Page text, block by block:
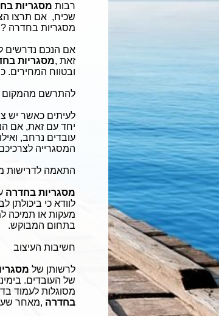
רבות מסגריות
שכיח, אם תרצו
מסגריות בחדרה
אם הנכם נדרשים
זאת ,מסגריות
ובטווח המחירים.
להתרשם מהמקום
לעיתים כאשר יש
יחד עם זאת, אם
עובדים נרחב,
המסגרייה
התאמה לדרישות
מסגריות בחדרה
לוודא כי
מעקות או תמיכה
בתחום המבוקש.
חשיבות העיצוב
לרשותן של
של העובדים.
מסוגלות לעמוד
בחדרה ,מאחר